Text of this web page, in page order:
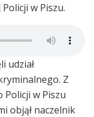
w Piszu.
udział
Z
w Piszu
objął naczelnik